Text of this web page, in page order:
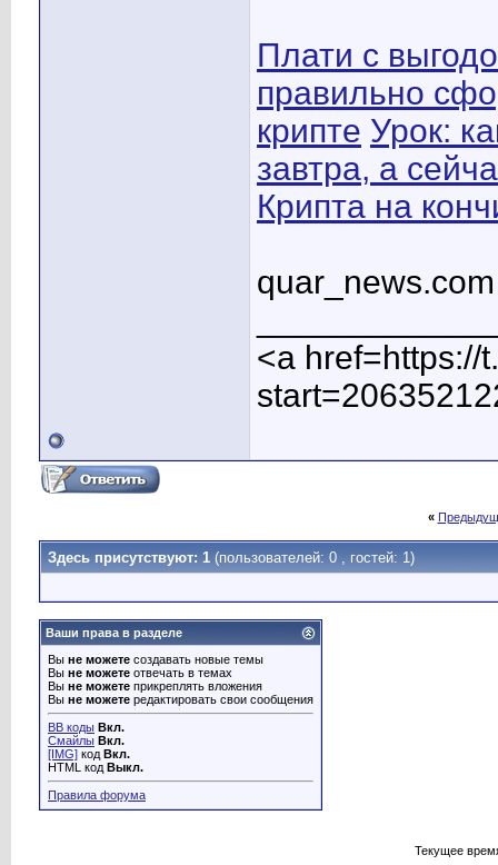
Плати с
правильно
крипте Урок:
завтра, а
Крипта на
quar_news.com
<a href=https://
«
Здесь присутствуют: 1 (пользователей: 0 , гостей: 1)
Ваши права в разделе
Вы не можете создавать новые темы
Вы не можете отвечать в темах
Вы не можете прикреплять вложения
Вы не можете редактировать свои сообщения
BB коды Вкл.
Смайлы Вкл.
[IMG] код Вкл.
HTML код Выкл.
Правила форума
Текущее